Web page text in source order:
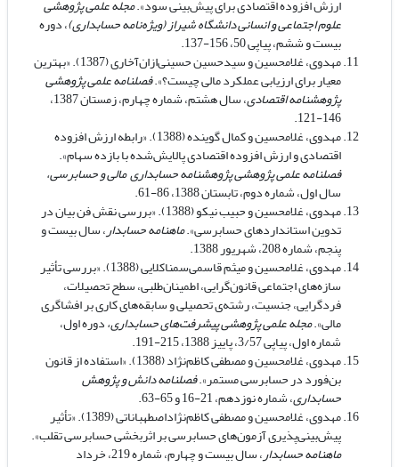
ارزش افزوده اقتصادی برای پیش‌بینی سود».مجله علمی پژوهشی
علوم اجتماعی و انسانی دانشگاه شیراز (ویژه‌نامه حسابداری)، دوره
بیست و ششم، پیاپی 50، 156-137.
مهدوی، غلامحسین و سیدحسین حسینی‌ازان‌آخاری (1387). «بهترین
معیار برای ارزیابی عملکرد مالی چیست؟».فصلنامه علمی پژوهشی
پژوهشنامه اقتصادی ، سال هشتم، شماره چهارم، زمستان 1387،
146-121.
مهدوی، غلامحسین و کمال گوینده (1388). «رابطه ارزش افزوده
اقتصادی و ارزش افزوده اقتصادی پالایش‌شده با بازده سهام».
فصلنامه علمی پژوهشی پژوهشنامه حسابداری مالی و حسابرسی،
سال اول، شماره دوم، تابستان 1388، 86-61.
مهدوی، غلامحسین و حبیب نیکو (1388). «بررسی نقش فن بیان در
تدوین استانداردهای حسابرسی».ماهنامه حسابدار، سال بیست و
پنجم، شماره 208، شهریور 1388.
مهدوی، غلامحسین و میثم قاسمی‌سمناکلایی (1388). «بررسی تأثیر
سازه‌های اجتماعی قانون‌گرایی، اطمینان‌طلبی، سطح تحصیلات،
فردگرایی، جنسیت، رشته‌ی تحصیلی و سابقه‌های کاری بر افشاگری
مالی».مجله علمی پژوهشی پیشرفت‌های حسابداری،دوره اول،
شماره اول، پیاپی 3/57، پاییز 1388، 215-191.
مهدوی، غلامحسین و مصطفی کاظم‌نژاد (1388). «استفاده از قانون
بن‌فورد در حسابرسی مستمر».فصلنامهدانش و پژوهش
حسابداری، شماره نوزدهم، 21-16 و 65-63.
مهدوی، غلامحسین و مصطفی کاظم‌نژاداصطهباناتی (1389). «تأثیر
پیش‌بینی‌پذیری آزمون‌‌های حسابرسی بر اثربخشی حسابرسی تقلب».
ماهنامه حسابدار ، سال بیست و چهارم، شماره 219، خرداد